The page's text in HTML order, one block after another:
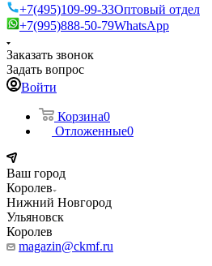
+7(495)109-99-33Оптовый отдел
+7(995)888-50-79WhatsApp
Заказать звонок
Задать вопрос
Войти
Корзина0
Отложенные0
Ваш город
Королев
Нижний Новгород
Ульяновск
Королев
magazin@ckmf.ru